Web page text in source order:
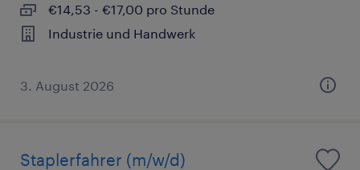
€14,53 - €17,00 pro Stunde
Industrie und Handwerk
3. August 2026
Staplerfahrer (m/w/d)